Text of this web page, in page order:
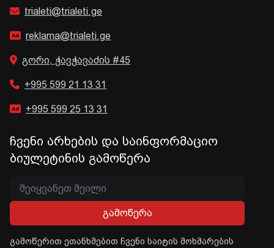
trialeti@trialeti.ge
reklama@trialeti.ge
გორი, ჭავჭავაძის #45
+995 599 21 13 31
+995 599 25 13 31
ჩვენი არხების და საინფორმაციო
ბიულეტინის გამოწერა
გამოწერა
გამოწერით ეთანხმებით ჩვენი საიტის მოხმარების